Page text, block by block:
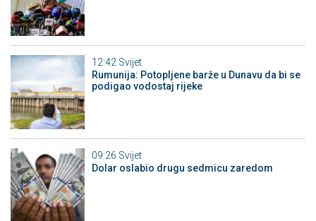
12:42 Svijet
Rumunija: Potopljene barže u Dunavu da bi se
podigao vodostaj rijeke
09:26 Svijet
Dolar oslabio drugu sedmicu zaredom